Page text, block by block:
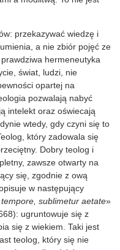
przekazywać wiedzę i
a nie zbiór pojęć ze
hermeneutyka
świat, ludzi, nie
opartej na
pozwalają nabyć
intelekt oraz oświecają
wtedy, gdy czyni się to
który zadowala się
Dobry teolog i
zawsze otwarty na
się, zgodnie z ową
w następujący
sublimetur aetate»
ugruntowuje się z
się z wiekiem. Taki jest
teolog, który się nie